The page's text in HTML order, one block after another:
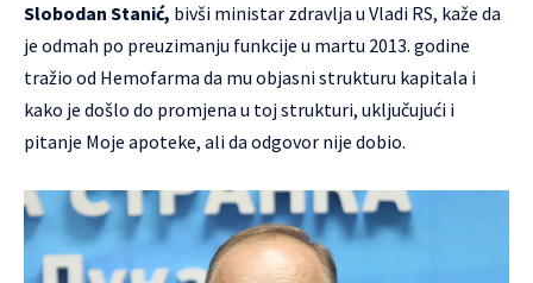
Slobodan Stanić, bivši ministar zdravlja u Vladi RS, kaže da
je odmah po preuzimanju funkcije u martu 2013. godine
tražio od Hemofarma da mu objasni strukturu kapitala i
kako je došlo do promjena u toj strukturi, uključujući i
pitanje Moje apoteke, ali da odgovor nije dobio.